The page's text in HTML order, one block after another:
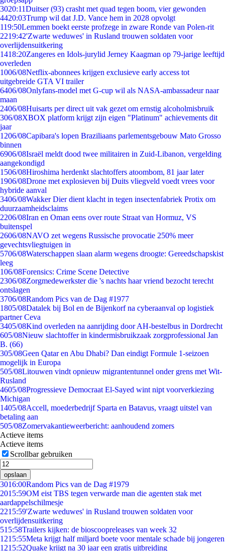
3020:11Duitser (93) crasht met quad tegen boom, vier gewonden
4420:03Trump wil dat J.D. Vance hem in 2028 opvolgt
119:50Lemmen boekt eerste profzege in zware Ronde van Polen-rit
2219:42'Zwarte weduwes' in Rusland trouwen soldaten voor
overlijdensuitkering
1418:20Zangeres en Idols-jurylid Jerney Kaagman op 79-jarige leeftijd
overleden
1006/08Netflix-abonnees krijgen exclusieve early access tot
uitgebreide GTA VI trailer
6406/08Onlyfans-model met G-cup wil als NASA-ambassadeur naar
maan
2406/08Huisarts per direct uit vak gezet om ernstig alcoholmisbruik
306/08XBOX platform krijgt zijn eigen "Platinum" achievements dit
jaar
1206/08Capibara's lopen Braziliaans parlementsgebouw Mato Grosso
binnen
6906/08Israël meldt dood twee militairen in Zuid-Libanon, vergelding
aangekondigd
1506/08Hiroshima herdenkt slachtoffers atoombom, 81 jaar later
1906/08Drone met explosieven bij Duits vliegveld voedt vrees voor
hybride aanval
3406/08Wakker Dier dient klacht in tegen insectenfabriek Protix om
duurzaamheidsclaims
2206/08Iran en Oman eens over route Straat van Hormuz, VS
buitenspel
2606/08NAVO zet wegens Russische provocatie 250% meer
gevechtsvliegtuigen in
5706/08Waterschappen slaan alarm wegens droogte: Gereedschapskist
leeg
106/08Forensics: Crime Scene Detective
2306/08Zorgmedewerkster die 's nachts haar vriend bezocht terecht
ontslagen
3706/08Random Pics van de Dag #1977
1805/08Datalek bij Bol en de Bijenkorf na cyberaanval op logistiek
partner Ceva
3405/08Kind overleden na aanrijding door AH-bestelbus in Dordrecht
605/08Nieuw slachtoffer in kindermisbruikzaak zorgprofessional Jan
B. (66)
305/08Geen Qatar en Abu Dhabi? Dan eindigt Formule 1-seizoen
mogelijk in Europa
505/08Litouwen vindt opnieuw migrantentunnel onder grens met Wit-
Rusland
4605/08Progressieve Democraat El-Sayed wint nipt voorverkiezing
Michigan
1405/08Accell, moederbedrijf Sparta en Batavus, vraagt uitstel van
betaling aan
505/08Zomervakantieweerbericht: aanhoudend zomers
Actieve items
Actieve items
Scrollbar gebruiken
opslaan
3016:00Random Pics van de Dag #1979
2015:59OM eist TBS tegen verwarde man die agenten stak met
aardappelschilmesje
2215:59'Zwarte weduwes' in Rusland trouwen soldaten voor
overlijdensuitkering
515:58Trailers kijken: de bioscoopreleases van week 32
1215:55Meta krijgt half miljard boete voor mentale schade bij jongeren
1215:52Quake krijgt na 30 jaar een gratis uitbreiding